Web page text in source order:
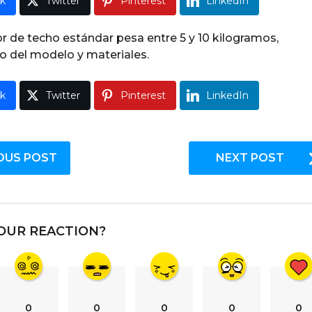
de techo estándar pesa entre 5 y 10 kilogramos,
del modelo y materiales.
Twitter Pinterest LinkedIn
POST NEXT POST
REACTION?
0 0 0 0 0